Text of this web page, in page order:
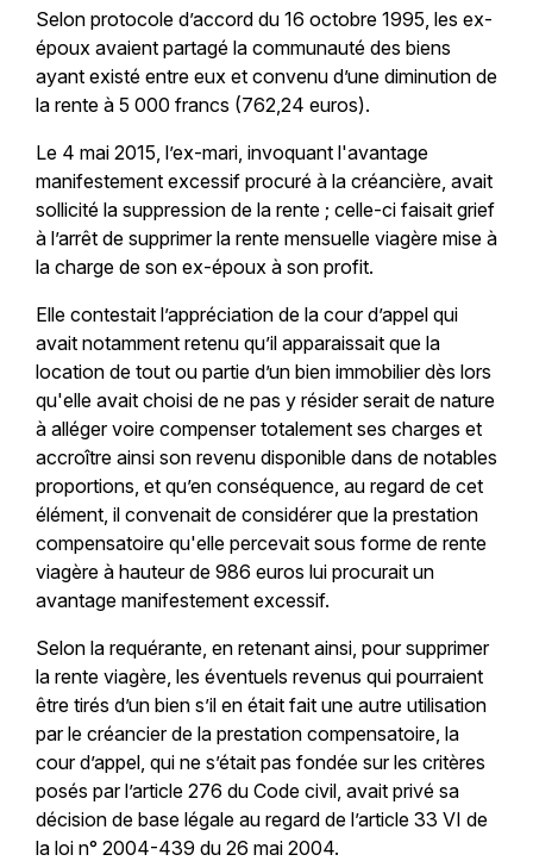
Selon protocole d’accord du 16 octobre 1995, les ex-
époux avaient partagé la communauté des biens
ayant existé entre eux et convenu d’une diminution de
la rente à 5 000 francs (762,24 euros).
Le 4 mai 2015, l’ex-mari, invoquant l'avantage
manifestement excessif procuré à la créancière, avait
sollicité la suppression de la rente ; celle-ci faisait grief
à l’arrêt de supprimer la rente mensuelle viagère mise à
la charge de son ex-époux à son profit.
Elle contestait l’appréciation de la cour d’appel qui
avait notamment retenu qu’il apparaissait que la
location de tout ou partie d’un bien immobilier dès lors
qu'elle avait choisi de ne pas y résider serait de nature
à alléger voire compenser totalement ses charges et
accroître ainsi son revenu disponible dans de notables
proportions, et qu’en conséquence, au regard de cet
élément, il convenait de considérer que la prestation
compensatoire qu'elle percevait sous forme de rente
viagère à hauteur de 986 euros lui procurait un
avantage manifestement excessif.
Selon la requérante, en retenant ainsi, pour supprimer
la rente viagère, les éventuels revenus qui pourraient
être tirés d’un bien s’il en était fait une autre utilisation
par le créancier de la prestation compensatoire, la
cour d’appel, qui ne s’était pas fondée sur les critères
posés par l’article 276 du Code civil, avait privé sa
décision de base légale au regard de l’article 33 VI de
la loi n° 2004-439 du 26 mai 2004.